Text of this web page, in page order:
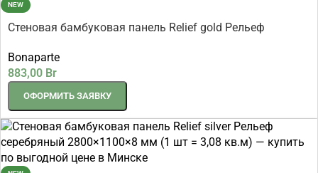
NEW
Стеновая бамбуковая панель Relief gold Рельеф
Bonaparte
883,00 Br
ОФОРМИТЬ ЗАЯВКУ